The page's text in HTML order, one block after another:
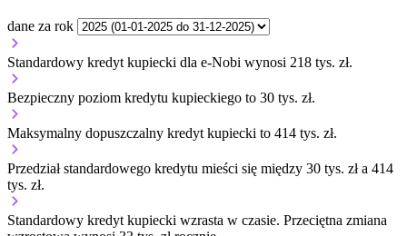
dane za rok
Standardowy kredyt kupiecki dla e-Nobi wynosi 218 tys. zł.
Bezpieczny poziom kredytu kupieckiego to 30 tys. zł.
Maksymalny dopuszczalny kredyt kupiecki to 414 tys. zł.
Przedział standardowego kredytu mieści się między 30 tys. zł a 414
tys. zł.
Standardowy kredyt kupiecki wzrasta w czasie. Przeciętna zmiana